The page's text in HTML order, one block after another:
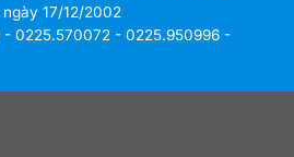
17/12/2002
0225.570072 - 0225.950996 -